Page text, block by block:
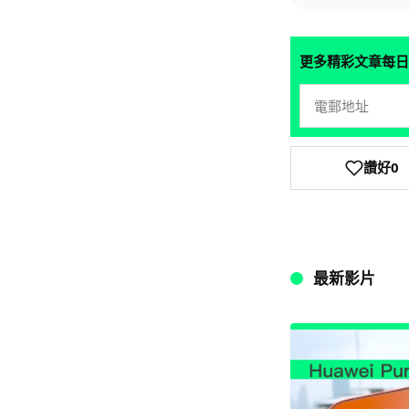
更多精彩文章每
讚好0
最新影片